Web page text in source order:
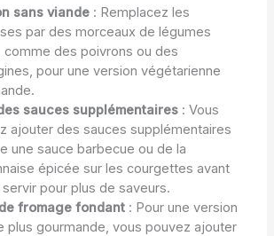
sans viande: Remplacez les
par des morceaux de légumes
comme des poivrons ou des
pour une version végétarienne
sauces supplémentaires: Vous
ajouter des sauces supplémentaires
une sauce barbecue ou de la
épicée sur les courgettes avant
pour plus de saveurs.
fromage fondant: Pour une version
plus gourmande, vous pouvez ajouter